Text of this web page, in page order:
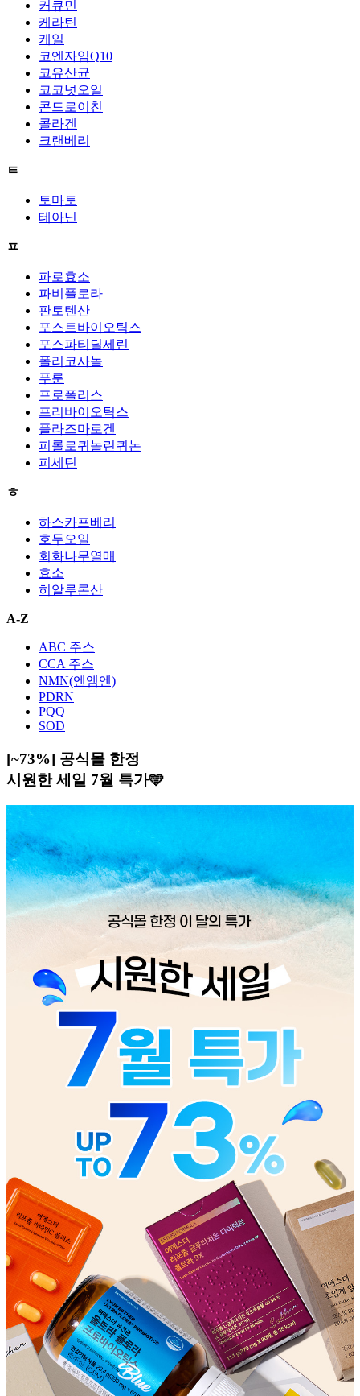
커큐민
케라틴
케일
코엔자임Q10
코유산균
코코넛오일
콘드로이친
콜라겐
크랜베리
ㅌ
토마토
테아닌
ㅍ
파로효소
파비플로라
판토텐산
포스트바이오틱스
포스파티딜세린
폴리코사놀
푸룬
프로폴리스
프리바이오틱스
플라즈마로겐
피롤로퀴놀린퀴논
피세틴
ㅎ
하스카프베리
호두오일
회화나무열매
효소
히알루론산
A-Z
ABC 주스
CCA 주스
NMN(엔엠엔)
PDRN
PQQ
SOD
[~73%] 공식몰 한정
시원한 세일 7월 특가🩵